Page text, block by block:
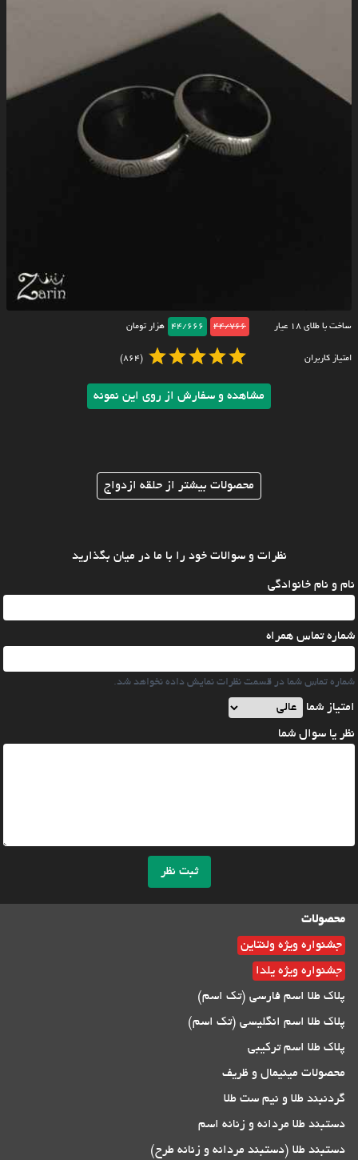
ساخت با طلای ۱۸ عیار 44/766
44/666 هزار تومان
امتیاز کاربران (864)
مشاهده و سفارش از روی این نمونه
محصولات بیشتر از حلقه ازدواج
نظرات و سوالات خود را با ما در میان بگذارید
نام و نام خانوادگی
شماره تماس همراه
شماره تماس شما در قسمت نظرات نمایش داده نخواهد شد.
امتیاز شما
نظر یا سوال شما
ثبت نظر
محصولات
جشنواره ویژه ولنتاین
جشنواره ویژه یلدا
پلاک طلا اسم فارسی (تک اسم)
پلاک طلا اسم انگلیسی (تک اسم)
پلاک طلا اسم ترکیبی
محصولات مینیمال و ظریف
گردنبند طلا و نیم ست طلا
دستبند طلا مردانه و زنانه اسم
دستبند طلا (دستبند مردانه و زنانه طرح)